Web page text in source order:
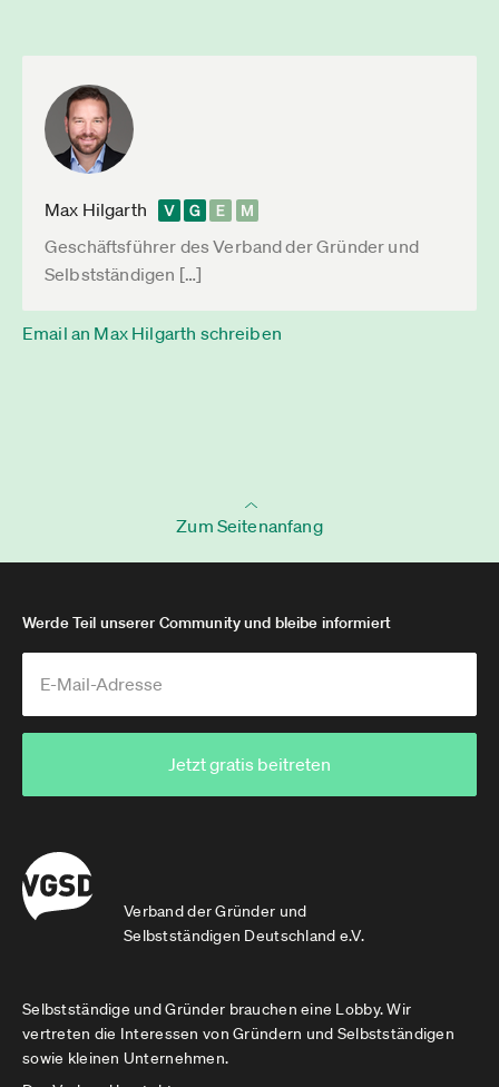
Max Hilgarth
Geschäftsführer des Verband der Gründer und
Selbstständigen […]
Email an Max Hilgarth schreiben
Zum Seitenanfang
Verband der Gründer und
Selbstständigen Deutschland e.V.
Werde Teil unserer Community und bleibe informiert
Jetzt gratis beitreten
Selbstständige und Gründer brauchen eine Lobby. Wir
vertreten die Interessen von Gründern und Selbstständigen
sowie kleinen Unternehmen.